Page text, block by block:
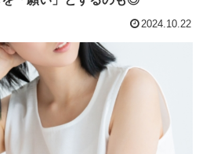
2024.10.22